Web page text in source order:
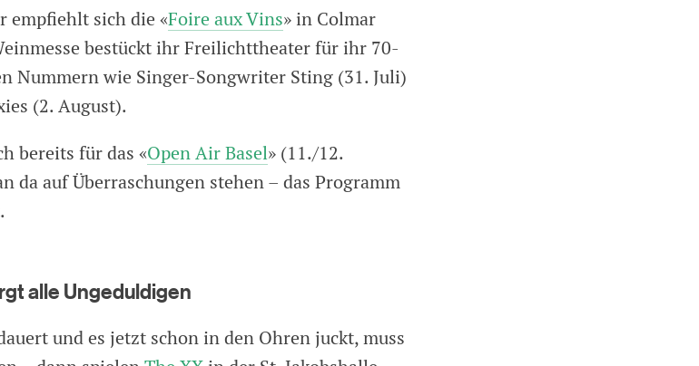
empfiehlt sich die «Foire aux Vins» in Colmar
bestückt ihr Freilichttheater für ihr 70-
Nummern wie Singer-Songwriter Sting (31. Juli)
(2. August).
bereits für das «Open Air Basel» (11./12.
da auf Überraschungen stehen – das Programm
alle Ungeduldigen
und es jetzt schon in den Ohren juckt, muss